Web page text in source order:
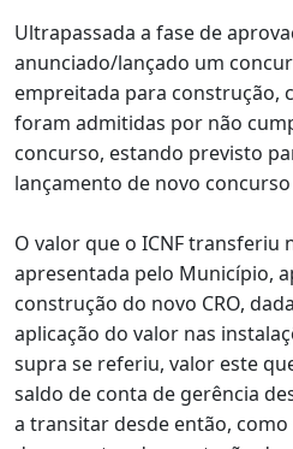
Ultrapassada a fase de
anunciado/lançado um
empreitada para construção,
foram admitidas por não
concurso, estando previsto
lançamento de novo
O valor que o ICNF
apresentada pelo Município,
construção do novo CRO,
aplicação do valor nas
supra se referiu, valor este
saldo de conta de gerência
a transitar desde então,